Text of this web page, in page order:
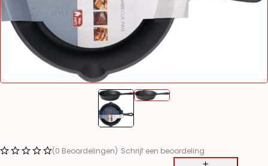
(0 Beoordelingen) Schrijf een beoordeling